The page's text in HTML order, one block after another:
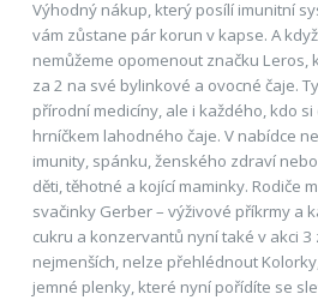
Výhodný nákup, který posílí imunitní
vám zůstane pár korun v kapse. A
nemůžeme opomenout značku Leros,
za 2 na své bylinkové a ovocné čaje.
přírodní medicíny, ale i každého, kdo
hrníčkem lahodného čaje. V nabídce
imunity, spánku, ženského zdraví
děti, těhotné a kojící maminky. Rodiče
svačinky Gerber – výživové příkrmy a
cukru a konzervantů nyní také v akci 3
nejmenších, nelze přehlédnout
jemné plenky, které nyní pořídíte se